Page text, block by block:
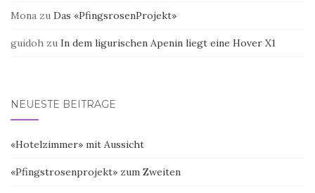
Mona zu Das «PfingsrosenProjekt»
guidoh zu In dem ligurischen Apenin liegt eine Hover X1
NEUESTE BEITRÄGE
«Hotelzimmer» mit Aussicht
«Pfingstrosenprojekt» zum Zweiten